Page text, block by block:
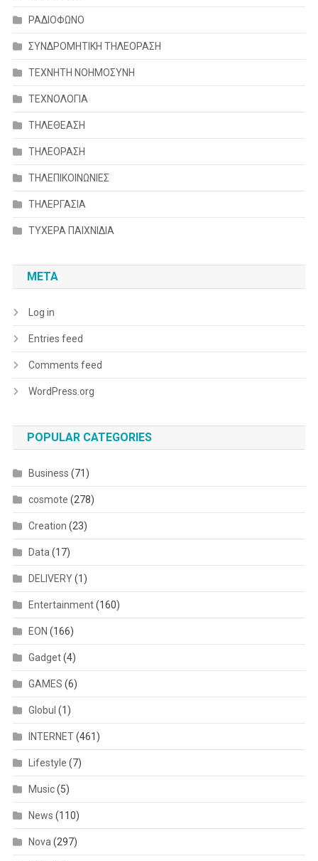
ΡΑΔΙΟΦΩΝΟ
ΣΥΝΔΡΟΜΗΤΙΚΗ ΤΗΛΕΟΡΑΣΗ
ΤΕΧΝΗΤΗ ΝΟΗΜΟΣΥΝΗ
ΤΕΧΝΟΛΟΓΙΑ
ΤΗΛΕΘΕΑΣΗ
ΤΗΛΕΟΡΑΣΗ
ΤΗΛΕΠΙΚΟΙΝΩΝΙΕΣ
ΤΗΛΕΡΓΑΣΙΑ
ΤΥΧΕΡΑ ΠΑΙΧΝΙΔΙΑ
META
Log in
Entries feed
Comments feed
WordPress.org
POPULAR CATEGORIES
Business (71)
cosmote (278)
Creation (23)
Data (17)
DELIVERY(1)
Entertainment(160)
EON (166)
Gadget(4)
GAMES (6)
Globul (1)
INTERNET(461)
Lifestyle (7)
Music(5)
News (110)
Nova (297)